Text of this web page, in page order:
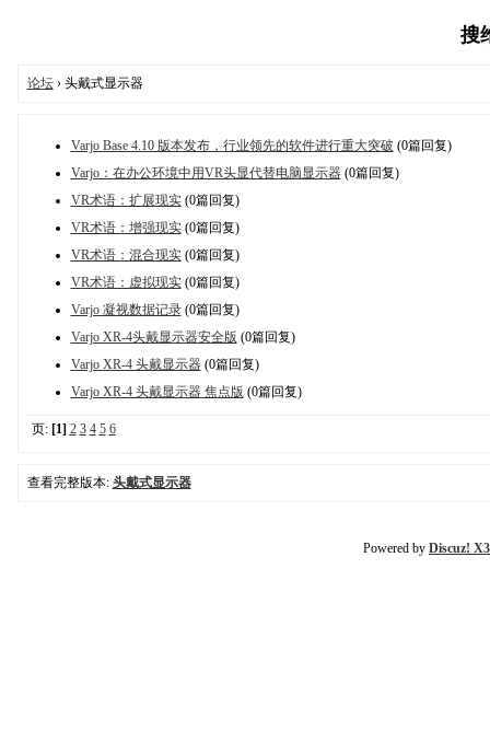
搜
论坛› 头戴式显示器
Varjo Base 4.10 版本发布，行业领先的软件进行重大突破 (0篇回复)
Varjo：在办公环境中用VR头显代替电脑显示器(0篇回复)
VR术语：扩展现实(0篇回复)
VR术语：增强现实(0篇回复)
VR术语：混合现实(0篇回复)
VR术语：虚拟现实(0篇回复)
Varjo 凝视数据记录(0篇回复)
Varjo XR-4头戴显示器安全版 (0篇回复)
Varjo XR-4 头戴显示器(0篇回复)
Varjo XR-4 头戴显示器 焦点版 (0篇回复)
页: [1] 2 3 4 5 6
查看完整版本: 头戴式显示器
Powered by Discuz!